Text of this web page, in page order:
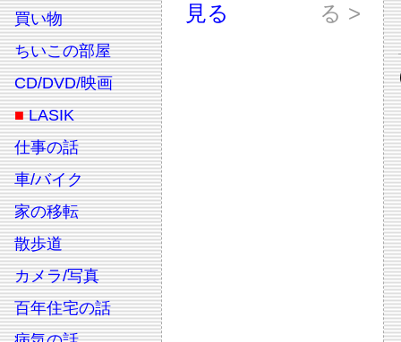
買い物
ちいこの部屋
CD/DVD/映画
■ LASIK
仕事の話
車/バイク
家の移転
散歩道
カメラ/写真
百年住宅の話
見る
る >